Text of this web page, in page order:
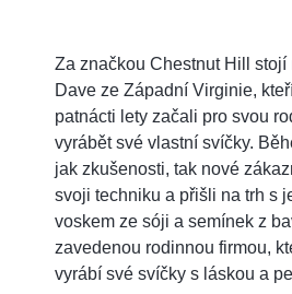
Za značkou Chestnut Hill stojí
Dave ze Západní Virginie,
patnácti lety začali pro svou
vyrábět své vlastní svíčky.
jak zkušenosti, tak nové
svoji techniku a přišli na trh s
voskem ze sóji a semínek z
zavedenou rodinnou firmou,
vyrábí své svíčky s láskou a